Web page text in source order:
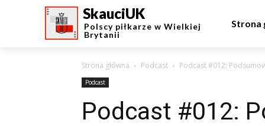
SkauciUK
Polscy piłkarze w Wielkiej
Brytanii
Strona
Strona główna Podcast Podcast #012:
Podcast
Podcast #012: